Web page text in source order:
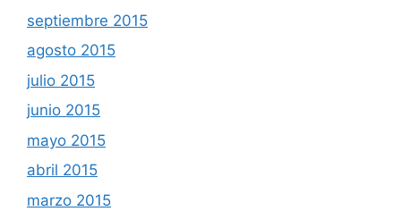
septiembre 2015
agosto 2015
julio 2015
junio 2015
mayo 2015
abril 2015
marzo 2015